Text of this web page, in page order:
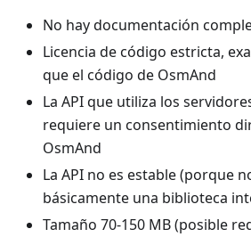
No hay documentación
Licencia de código estricta,
que el código de OsmAnd
La API que utiliza los
requiere un consentimiento
OsmAnd
La API no es estable (porque
básicamente una biblioteca
Tamaño 70-150 MB (posible